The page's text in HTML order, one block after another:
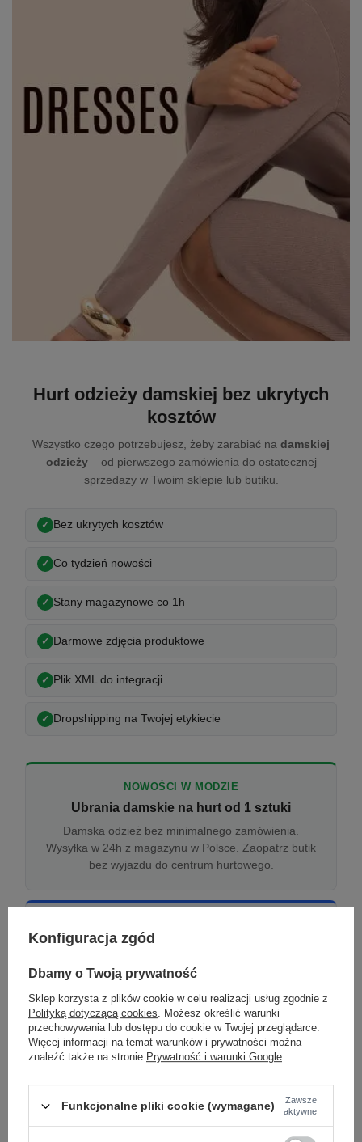
Hurt odzieży damskiej bez ukrytych
kosztów
Wszystko czego potrzebujesz, żeby zarabiać na damskiej
odzieży– od pierwszego zamówienia do ostatecznej
sprzedaży w Twoim sklepie lub butiku.
Bez ukrytych kosztów
Co tydzień nowości
Stany magazynowe co 1h
Darmowe zdjęcia produktowe
Plik XML do integracji
Dropshipping na Twojej etykiecie
NOWOŚCI W MODZIE
Ubrania damskie na hurt od 1 sztuki
Damska odzież bez minimalnego zamówienia.
Wysyłka w 24h z magazynu w Polsce. Zaopatrz butik
bez wyjazdu do centrum hurtowego.
Odzież damska hurtowo online
Internetowa hurtownia damska z plikiem XML/CSV.
Aktualizacja stanów co godzinę.
DROPSHIPPING
Damskie ubrania w dropshippingu
Hurt odzieży damskiej z wysyłką na etykiecie Twojego
sklepu w całej UE. Zero magazynu, zero
Konfiguracja zgód
Dbamy o Twoją prywatność
Sklep korzysta z plików cookie w celu realizacji usług zgodnie z
Polityką dotyczącą cookies. Możesz określić warunki
przechowywania lub dostępu do cookie w Twojej przeglądarce.
Więcej informacji na temat warunków i prywatności można
znaleźć także na stronie Prywatność i warunki Google.
Funkcjonalne pliki cookie (wymagane)
Zawsze
aktywne